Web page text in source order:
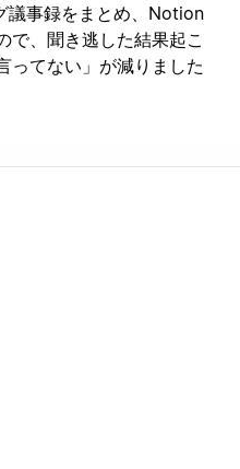
議事録をまとめ、Notion
で、聞き逃した結果起こ
ってない」が減りました。